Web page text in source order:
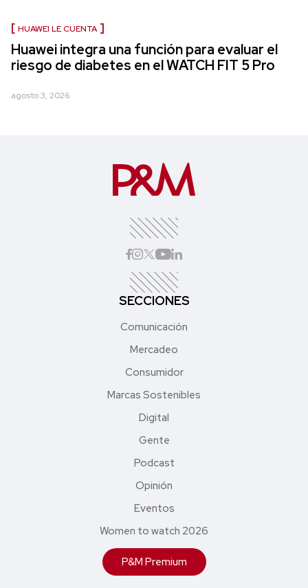
HUAWEI LE CUENTA
Huawei integra una función para evaluar el
riesgo de diabetes en el WATCH FIT 5 Pro
agosto 3, 2026
SECCIONES
Comunicación
Mercadeo
Consumidor
Marcas Sostenibles
Digital
Gente
Podcast
Opinión
Eventos
Women to watch 2026
P&M Premium